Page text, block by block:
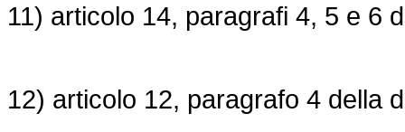
11) articolo 14, paragrafi 4, 5 e 6
12) articolo 12, paragrafo 4 della